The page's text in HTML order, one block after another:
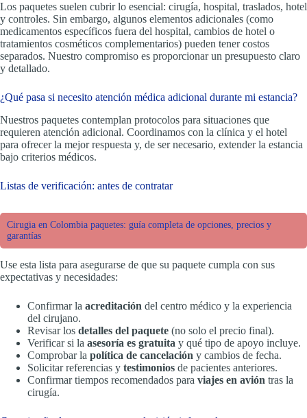
Los paquetes suelen cubrir lo esencial: cirugía, hospital, traslados, hotel
y controles. Sin embargo, algunos elementos adicionales (como
medicamentos específicos fuera del hospital, cambios de hotel o
tratamientos cosméticos complementarios) pueden tener costos
separados. Nuestro compromiso es proporcionar un presupuesto claro
y detallado.
¿Qué pasa si necesito atención médica adicional durante mi estancia?
Nuestros paquetes contemplan protocolos para situaciones que
requieren atención adicional. Coordinamos con la clínica y el hotel
para ofrecer la mejor respuesta y, de ser necesario, extender la estancia
bajo criterios médicos.
Listas de verificación: antes de contratar
Cirugia en Colombia paquetes: guía completa de opciones, precios y
garantías
Use esta lista para asegurarse de que su paquete cumpla con sus
expectativas y necesidades:
Confirmar la acreditación del centro médico y la experiencia
del cirujano.
Revisar los detalles del paquete (no solo el precio final).
Verificar si la asesoría es gratuita y qué tipo de apoyo incluye.
Comprobar la política de cancelación y cambios de fecha.
Solicitar referencias y testimonios de pacientes anteriores.
Confirmar tiempos recomendados para viajes en avión tras la
cirugía.